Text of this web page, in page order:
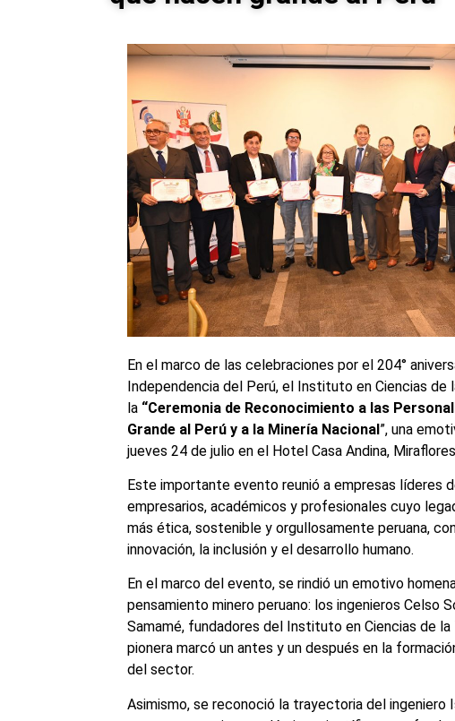
En el marco de las celebraciones por el 204°
Independencia del Perú, el Instituto en Ciencias de
la “Ceremonia de Reconocimiento a las
Grande al Perú y a la Minería Nacional”, una
jueves 24 de julio en el Hotel Casa Andina,
Este importante evento reunió a empresas líderes
empresarios, académicos y profesionales cuyo
más ética, sostenible y orgullosamente peruana,
innovación, la inclusión y el desarrollo humano.
En el marco del evento, se rindió un emotivo
pensamiento minero peruano: los ingenieros Celso
Samamé, fundadores del Instituto en Ciencias de la
pionera marcó un antes y un después en la
del sector.
Asimismo, se reconoció la trayectoria del ingeniero